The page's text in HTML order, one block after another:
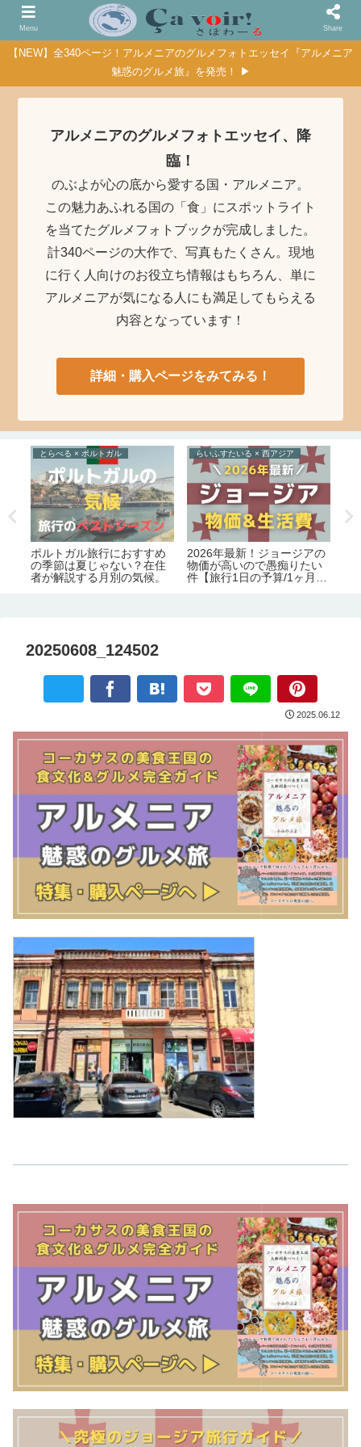
【NEW】全340ページ！アルメニアのグルメフォトエッセイ『アルメニア
魅惑のグルメ旅』を発売！ ▶
アルメニアのグルメフォトエッセイ、降
臨！
のぶよが心の底から愛する国・アルメニア。
この魅力あふれる国の「食」にスポットライト
を当てたグルメフォトブックが完成しました。
計340ページの大作で、写真もたくさん。現地
に行く人向けのお役立ち情報はもちろん、単に
アルメニアが気になる人にも満足してもらえる
内容となっています！
詳細・購入ページをみてみる！
とらべる × ポルトガル
ポルトガル旅行におすすめ
の季節は夏じゃない？在住
者が解説する月別の気候。
らいふすたいる × 西アジア
2026年最新！ジョージアの
物価が高いので愚痴りたい
件【旅行1日の予算/1ヶ月の
20250608_124502
2025.06.12
Menu Share